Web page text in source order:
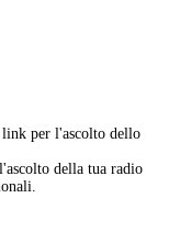
per l'ascolto dello
della tua radio